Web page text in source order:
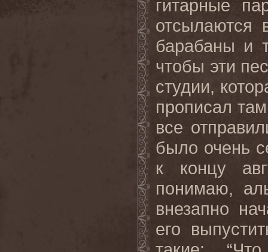
гитарные
отсылаются
барабаны и
чтобы эти
студии,
прописал
все
было очень
к концу
понимаю,
внезапно
его